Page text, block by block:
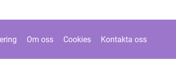
Om oss Cookies Kontakta oss